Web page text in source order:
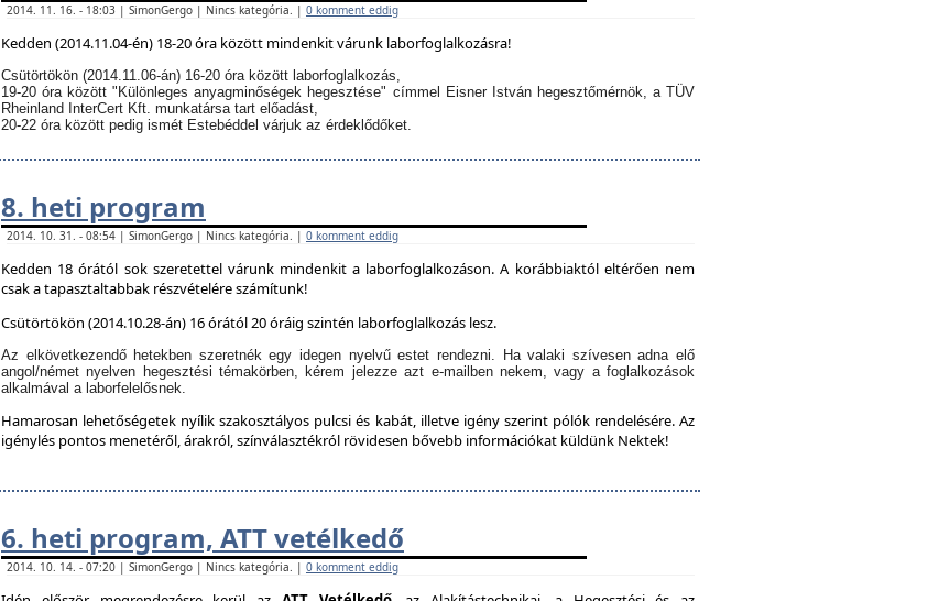
2014. 11. 16. - 18:03 | SimonGergo | Nincs kategória. | 0 komment eddig
Kedden (2014.11.04-én) 18-20 óra között mindenkit várunk laborfoglalkozásra!
Csütörtökön (2014.11.06-án) 16-20 óra között laborfoglalkozás,
19-20 óra között "Különleges anyagminőségek hegesztése" címmel Eisner István hegesztőmérnök, a TÜV
Rheinland InterCert Kft. munkatársa tart előadást,
20-22 óra között pedig ismét Estebéddel várjuk az érdeklődőket.
8. heti program
2014. 10. 31. - 08:54 | SimonGergo | Nincs kategória. | 0 komment eddig
Kedden 18 órától sok szeretettel várunk mindenkit a laborfoglalkozáson. A korábbiaktól eltérően nem
csak a tapasztaltabbak részvételére számítunk!
Csütörtökön (2014.10.28-án) 16 órától 20 óráig szintén laborfoglalkozás lesz.
Az elkövetkezendő hetekben szeretnék egy idegen nyelvű estet rendezni. Ha valaki szívesen adna elő
angol/német nyelven hegesztési témakörben, kérem jelezze azt e-mailben nekem, vagy a foglalkozások
alkalmával a laborfelelősnek.
Hamarosan lehetőségetek nyílik szakosztályos pulcsi és kabát, illetve igény szerint pólók rendelésére. Az
igénylés pontos menetéről, árakról, színválasztékról rövidesen bővebb információkat küldünk Nektek!
6. heti program, ATT vetélkedő
2014. 10. 14. - 07:20 | SimonGergo | Nincs kategória. | 0 komment eddig